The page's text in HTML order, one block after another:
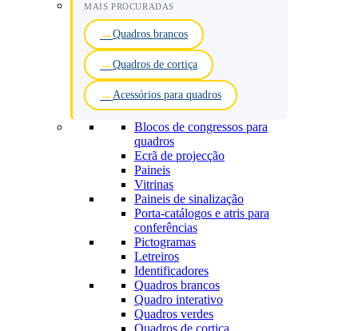
MAIS PROCURADAS
Quadros brancos
Quadros de cortiça
Acessórios para quadros
Blocos de congressos para
quadros
Ecrã de projecção
Paineis
Vitrinas
Paineis de sinalização
Porta-catálogos e atris para
conferências
Pictogramas
Letreiros
Identificadores
Quadros brancos
Quadro interativo
Quadros verdes
Quadros de cortiça